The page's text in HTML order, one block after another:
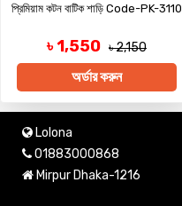
প্রিমিয়াম কটন বাটিক শাড়ি Code-PK-3110
৳ 1,550 ৳ 2,150
অর্ডার করুন
Lolona
01883000868
Mirpur Dhaka-1216